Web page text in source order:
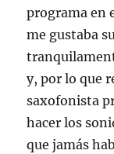
programa en
me gustaba
y, por lo que
saxofonista
hacer los
que jamás